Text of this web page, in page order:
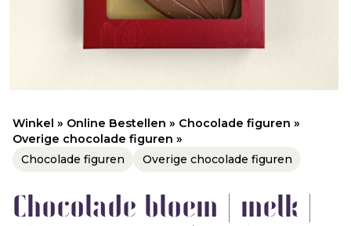
Winkel » Online Bestellen » Chocolade figuren »
Overige chocolade figuren »
Chocolade figuren
Overige chocolade figuren
Chocolade bloem | melk |